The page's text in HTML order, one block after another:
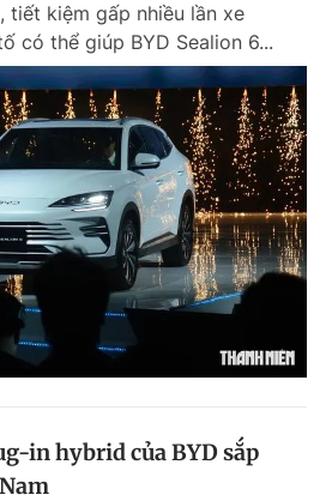
tiết kiệm gấp nhiều lần xe
có thể giúp BYD Sealion 6...
in hybrid của BYD sắp